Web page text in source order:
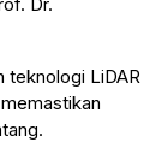
teknologi LiDAR